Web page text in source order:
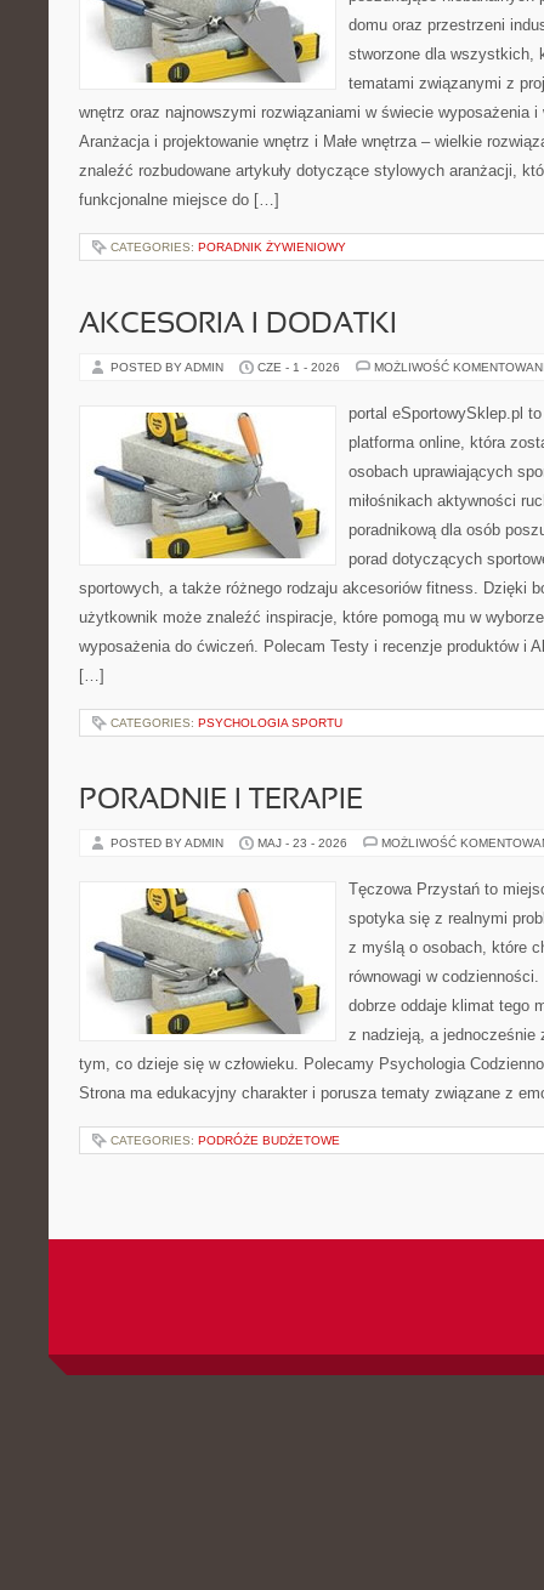
domu oraz przestrzeni
stworzone dla wszystkich,
tematami związanymi z
wnętrz oraz najnowszymi rozwiązaniami w świecie wyposażenia
Aranżacja i projektowanie wnętrz i Małe wnętrza – wielkie
znaleźć rozbudowane artykuły dotyczące stylowych aranżacji,
funkcjonalne miejsce do […]
CATEGORIES: PORADNIK ŻYWIENIOWY
AKCESORIA I DODATKI
POSTED BY ADMIN CZE - 1 - 2026 MOŻLIWOŚĆ
portal eSportowySklep.pl
platforma online, która
osobach uprawiających
miłośnikach aktywności
poradnikową dla osób
porad dotyczących
sportowych, a także różnego rodzaju akcesoriów fitness. Dzięki
użytkownik może znaleźć inspiracje, które pomogą mu w
wyposażenia do ćwiczeń. Polecam Testy i recenzje produktów i
[…]
CATEGORIES: PSYCHOLOGIA SPORTU
PORADNIE I TERAPIE
POSTED BY ADMIN MAJ - 23 - 2026 MOŻLIWOŚĆ
Tęczowa Przystań to
spotyka się z realnymi
z myślą o osobach, które
równowagi w
dobrze oddaje klimat tego
z nadzieją, a jednocześnie
tym, co dzieje się w człowieku. Polecamy Psychologia
Strona ma edukacyjny charakter i porusza tematy związane z
CATEGORIES: PODRÓŻE BUDŻETOWE